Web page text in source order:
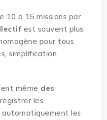
10 à 15 missions par
est souvent plus
pour tous
simplification
même des
les
les